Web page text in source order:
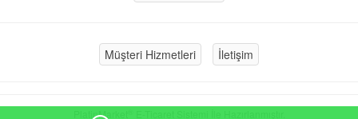
Müşteri Hizmetleri İletişim
PlatinMarket